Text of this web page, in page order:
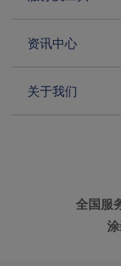
资讯中心
关于我们
全国服